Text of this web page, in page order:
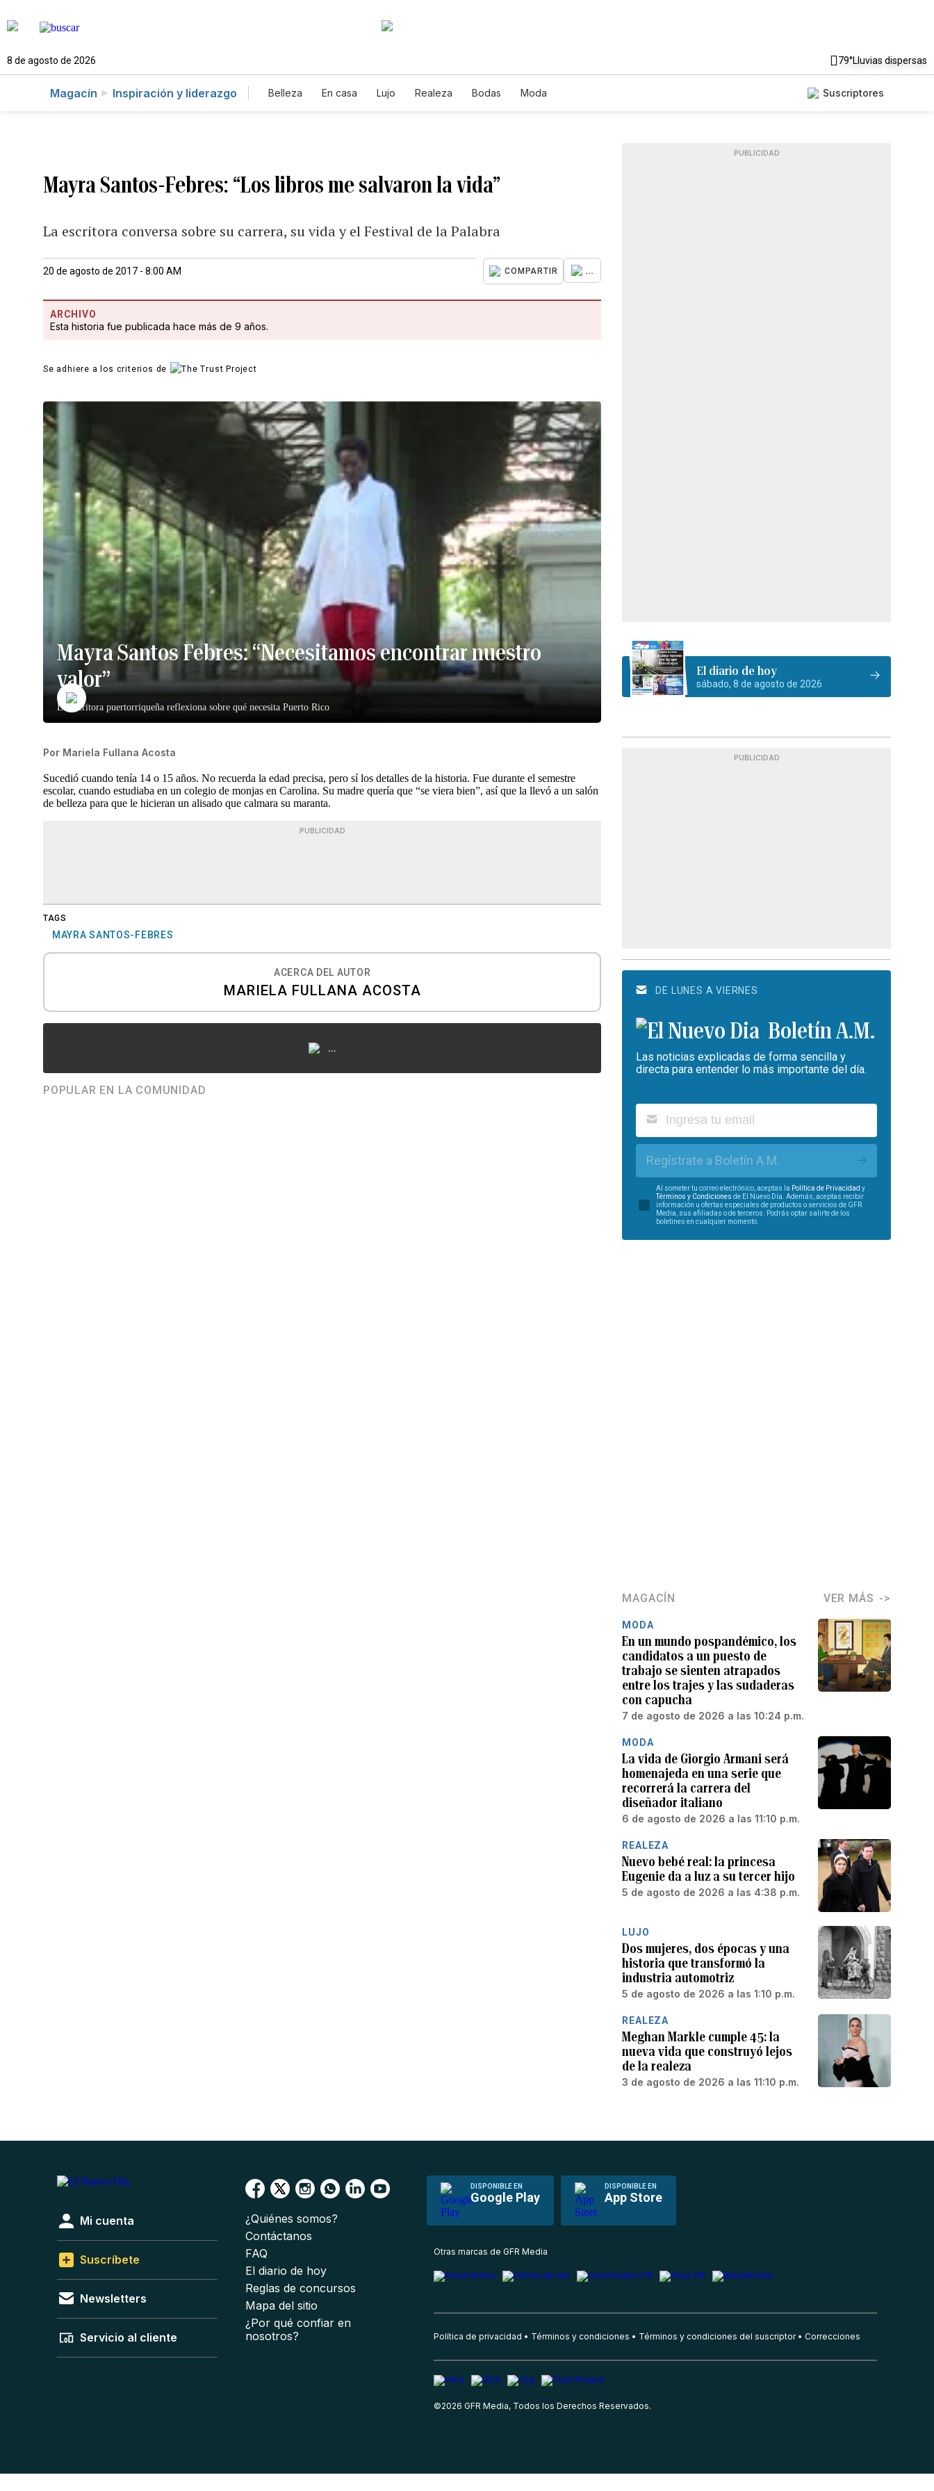
8 de agosto de 2026 79°Lluvias dispersas
Magacín Inspiración y liderazgo Belleza En casa Lujo Realeza Bodas Moda Suscriptores
Mayra Santos-Febres: “Los libros me salvaron la vida”
La escritora conversa sobre su carrera, su vida y el Festival de la Palabra
20 de agosto de 2017 - 8:00 AM COMPARTIR ...
ARCHIVO
Esta historia fue publicada hace más de 9 años.
Se adhiere a los criterios de
Mayra Santos Febres: “Necesitamos encontrar nuestro
valor”
La escritora puertorriqueña reflexiona sobre qué necesita Puerto Rico
Por Mariela Fullana Acosta
Sucedió cuando tenía 14 o 15 años. No recuerda la edad precisa, pero sí los detalles de la historia. Fue durante el semestre
escolar, cuando estudiaba en un colegio de monjas en Carolina. Su madre quería que “se viera bien”, así que la llevó a un salón
de belleza para que le hicieran un alisado que calmara su maranta.
PUBLICIDAD
TAGS
MAYRA SANTOS-FEBRES
ACERCA DEL AUTOR
MARIELA FULLANA ACOSTA
...
POPULAR EN LA COMUNIDAD
PUBLICIDAD
El diario de hoy
sábado, 8 de agosto de 2026
PUBLICIDAD
DE LUNES A VIERNES
Boletín A.M.
Las noticias explicadas de forma sencilla y
directa para entender lo más importante del día.
Regístrate a Boletín A.M.
Al someter tu correo electrónico, aceptas la Política de Privacidad y
Términos y Condiciones de El Nuevo Día. Además, aceptas recibir
información u ofertas especiales de productos o servicios de GFR
Media, sus afiliadas o de terceros. Podrás optar salirte de los
boletines en cualquier momento.
MAGACÍN VER MÁS
MODA
En un mundo pospandémico, los
candidatos a un puesto de
trabajo se sienten atrapados
entre los trajes y las sudaderas
con capucha
7 de agosto de 2026 a las 10:24 p.m.
MODA
La vida de Giorgio Armani será
homenajeda en una serie que
recorrerá la carrera del
diseñador italiano
6 de agosto de 2026 a las 11:10 p.m.
REALEZA
Nuevo bebé real: la princesa
Eugenie da a luz a su tercer hijo
5 de agosto de 2026 a las 4:38 p.m.
LUJO
Dos mujeres, dos épocas y una
historia que transformó la
industria automotriz
5 de agosto de 2026 a las 1:10 p.m.
REALEZA
Meghan Markle cumple 45: la
nueva vida que construyó lejos
de la realeza
3 de agosto de 2026 a las 11:10 p.m.
DISPONIBLE EN
Google Play
DISPONIBLE EN
App Store
Mi cuenta
Suscríbete
Newsletters
Servicio al cliente
¿Quiénes somos?
Contáctanos
FAQ
El diario de hoy
Reglas de concursos
Mapa del sitio
¿Por qué confiar en
nosotros?
Otras marcas de GFR Media
Política de privacidad Términos y condiciones Términos y condiciones del suscriptor Correcciones
©2026 GFR Media, Todos los Derechos Reservados.